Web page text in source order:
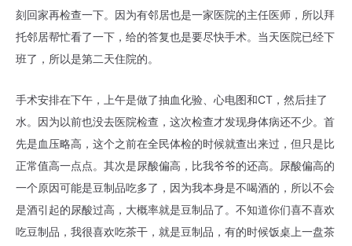
刻回家再检查一下。因为有邻居也是一家医院的主任医师，所以拜
托邻居帮忙看了一下，给的答复也是要尽快手术。当天医院已经下
班了，所以是第二天住院的。
手术安排在下午，上午是做了抽血化验、心电图和CT，然后挂了
水。因为以前也没去医院检查，这次检查才发现身体病还不少。首
先是血压略高，这个之前在全民体检的时候就查出来过，但只是比
正常值高一点点。其次是尿酸偏高，比我爷爷的还高。尿酸偏高的
一个原因可能是豆制品吃多了，因为我本身是不喝酒的，所以不会
是酒引起的尿酸过高，大概率就是豆制品了。不知道你们喜不喜欢
吃豆制品，我很喜欢吃茶干，就是豆制品，有的时候饭桌上一盘茶